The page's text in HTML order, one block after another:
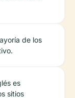
de los
es
sitios